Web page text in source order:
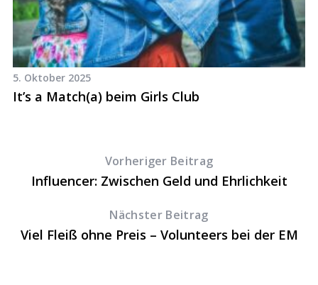
5. Oktober 2025
It’s a Match(a) beim Girls Club
Vorheriger Beitrag
Influencer: Zwischen Geld und Ehrlichkeit
Nächster Beitrag
Viel Fleiß ohne Preis – Volunteers bei der EM